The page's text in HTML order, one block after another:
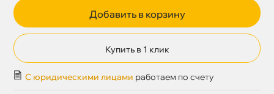
Добавить в корзину
Купить в 1 клик
С юридическими лицами работаем по счету